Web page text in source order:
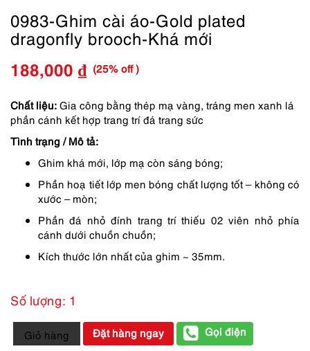
0983-Ghim cài áo-Gold plated
dragonfly brooch-Khá mới
Giá
gốc
là:
188,000 ₫
Giá
hiện
tại
(25% off )
Chất liệu: Gia công bằng thép mạ vàng, tráng men xanh lá
phần cánh kết hợp trang trí đá trang sức
Tình trạng / Mô tả:
Ghim khá mới, lớp mạ còn sáng bóng;
Phần hoạ tiết lớp men bóng chất lượng tốt – không có
xước – mòn;
Phần đá nhỏ đính trang trí thiếu 02 viên nhỏ phía
cánh dưới chuồn chuồn;
Kích thước lớn nhất của ghim ~ 35mm.
Số lượng: 1
0983-
Ghim
Giỏ hàng Đặt hàng ngay Gọi điện